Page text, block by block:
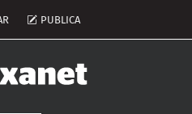
del compte d'usuari
PUBLICA